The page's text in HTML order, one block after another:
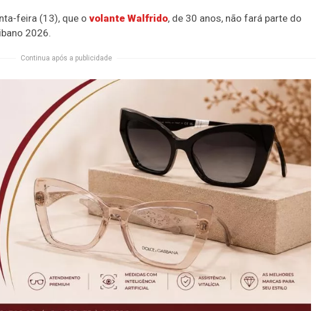
feira (13), que o volante Walfrido, de 30 anos, não fará parte do
2026.
Continua após a publicidade